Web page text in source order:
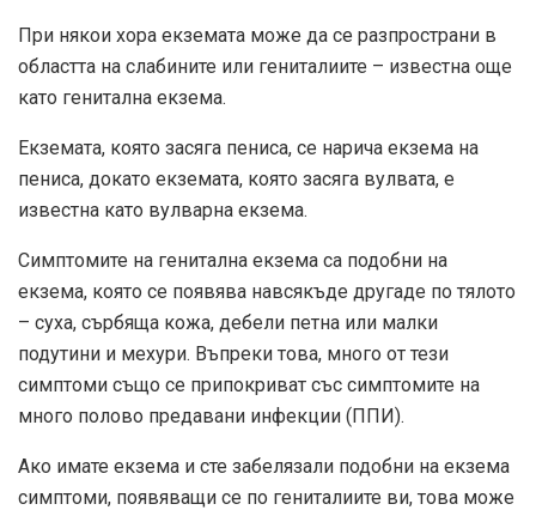
При някои хора екземата може да се разпространи в
областта на слабините или гениталиите – известна още
като генитална екзема.
Екземата, която засяга пениса, се нарича екзема на
пениса, докато екземата, която засяга вулвата, е
известна като вулварна екзема.
Симптомите на генитална екзема са подобни на
екзема, която се появява навсякъде другаде по тялото
– суха, сърбяща кожа, дебели петна или малки
подутини и мехури. Въпреки това, много от тези
симптоми също се припокриват със симптомите на
много полово предавани инфекции (ППИ).
Ако имате екзема и сте забелязали подобни на екзема
симптоми, появяващи се по гениталиите ви, това може